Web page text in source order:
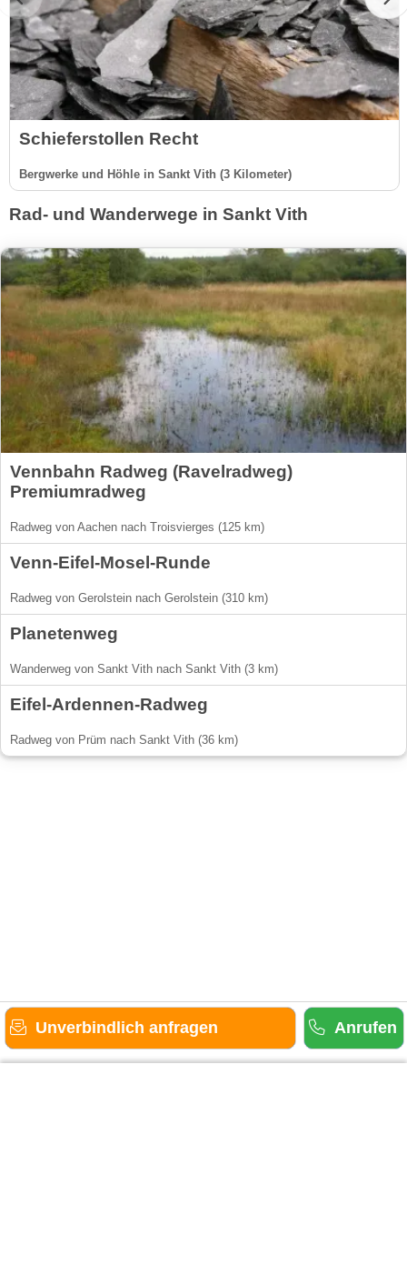
Schieferstollen Recht
Bergwerke und Höhle in Sankt Vith (3 Kilometer)
Rad- und Wanderwege in Sankt Vith
Vennbahn Radweg (Ravelradweg)
Premiumradweg
Radweg von Aachen nach Troisvierges (125 km)
Venn-Eifel-Mosel-Runde
Radweg von Gerolstein nach Gerolstein (310 km)
Planetenweg
Wanderweg von Sankt Vith nach Sankt Vith (3 km)
Eifel-Ardennen-Radweg
Radweg von Prüm nach Sankt Vith (36 km)
Unverbindlich anfragen Anrufen